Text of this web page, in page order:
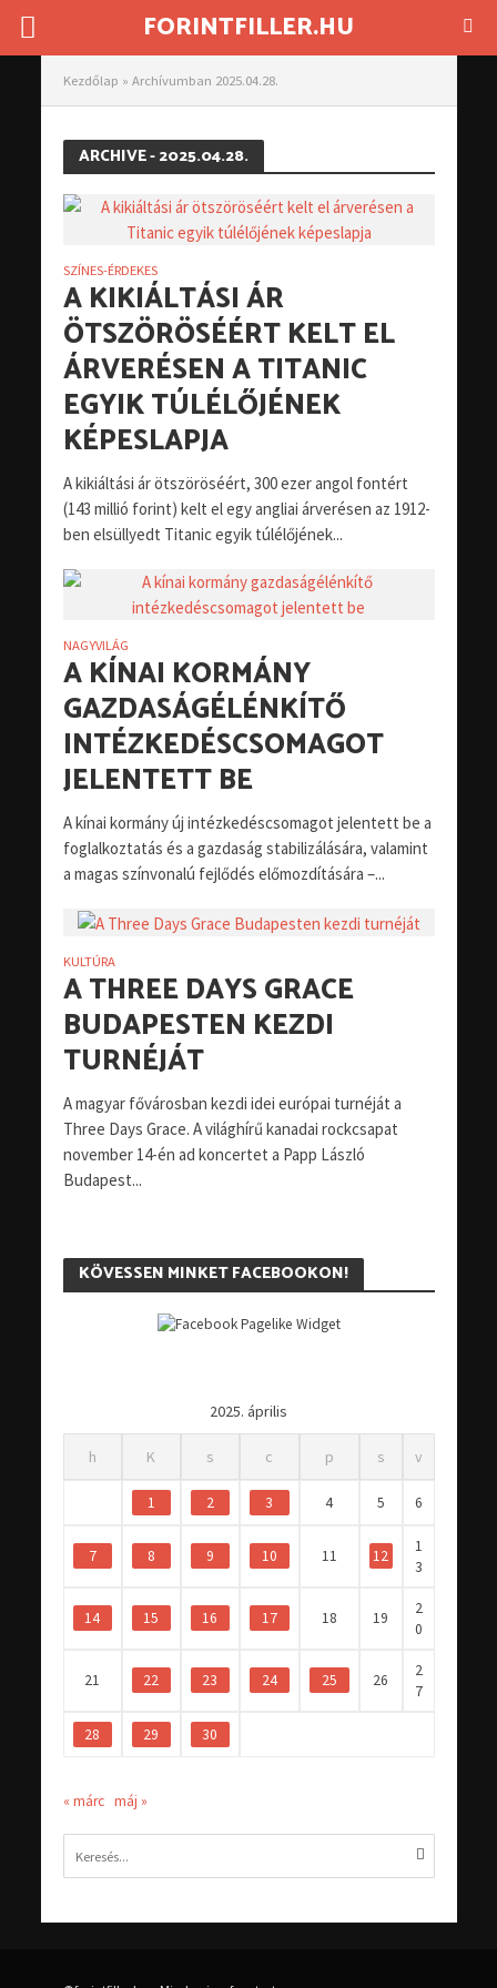
FORINTFILLER.HU
Kezdőlap » Archívumban 2025.04.28.
ARCHIVE - 2025.04.28.
SZÍNES-ÉRDEKES
A KIKIÁLTÁSI ÁR
ÖTSZÖRÖSÉÉRT KELT EL
ÁRVERÉSEN A TITANIC
EGYIK TÚLÉLŐJÉNEK
KÉPESLAPJA
A kikiáltási ár ötszöröséért, 300 ezer angol fontért
(143 millió forint) kelt el egy angliai árverésen az 1912-
ben elsüllyedt Titanic egyik túlélőjének...
NAGYVILÁG
A KÍNAI KORMÁNY
GAZDASÁGÉLÉNKÍTŐ
INTÉZKEDÉSCSOMAGOT
JELENTETT BE
A kínai kormány új intézkedéscsomagot jelentett be a
foglalkoztatás és a gazdaság stabilizálására, valamint
a magas színvonalú fejlődés előmozdítására –...
KULTÚRA
A THREE DAYS GRACE
BUDAPESTEN KEZDI
TURNÉJÁT
A magyar fővárosban kezdi idei európai turnéját a
Three Days Grace. A világhírű kanadai rockcsapat
november 14-én ad koncertet a Papp László
Budapest...
KÖVESSEN MINKET FACEBOOKON!
2025. április
h K s c p s v
1 2 3 4 5 6
7 8 9 10 11 12
1
3
14 15 16 17 18 19
2
0
21 22 23 24 25 26
2
7
28 29 30
« márc máj »